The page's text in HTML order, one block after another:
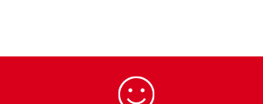
Egzoz Sistemi